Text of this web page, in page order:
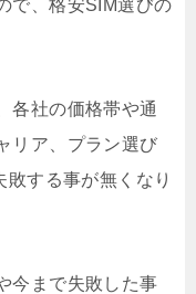
で、格安SIM選びの
各社の価格帯や通
リア、プラン選び
する事が無くなり
今まで失敗した事